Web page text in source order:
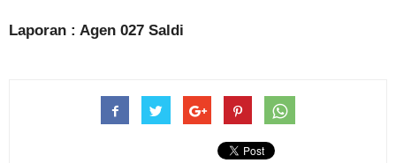
Laporan : Agen 027 Saldi